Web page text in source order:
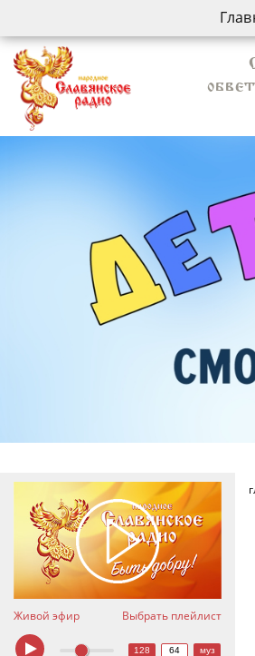
Живой эфир Выбрать плейлист
128 64 муз